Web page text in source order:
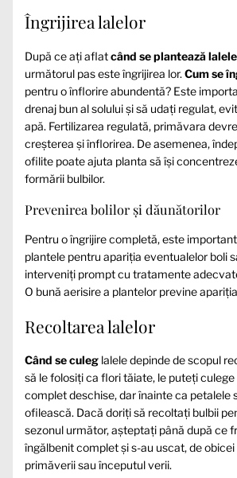
Îngrijirea lalelor
După ce ați aflatcând se plantează
următorul pas este îngrijirea lor. Cum se
pentru o înflorire abundentă? Este
drenaj bun al solului și să udați regulat,
apă. Fertilizarea regulată, primăvara
creșterea și înflorirea. De asemenea,
ofilite poate ajuta planta să își
formării bulbilor.
Prevenirea bolilor și dăunătorilor
Pentru o îngrijire completă, este
plantele pentru apariția eventualelor boli
interveniți prompt cu tratamente
O bună aerisire a plantelor previne
Recoltarea lalelor
Când se culeg lalele depinde de scopul
să le folosiți ca flori tăiate, le puteți
complet deschise, dar înainte ca petalele
ofilească. Dacă doriți să recoltați bulbii
sezonul următor, așteptați până după ce
îngălbenit complet și s-au uscat, de
primăverii sau începutul verii.